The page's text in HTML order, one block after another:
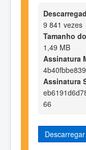
9 841 vezes
Tamanho
1,49 MB
Assinatura
Assinatura
66